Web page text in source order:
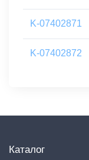
K-07402871
K-07402872
Каталог